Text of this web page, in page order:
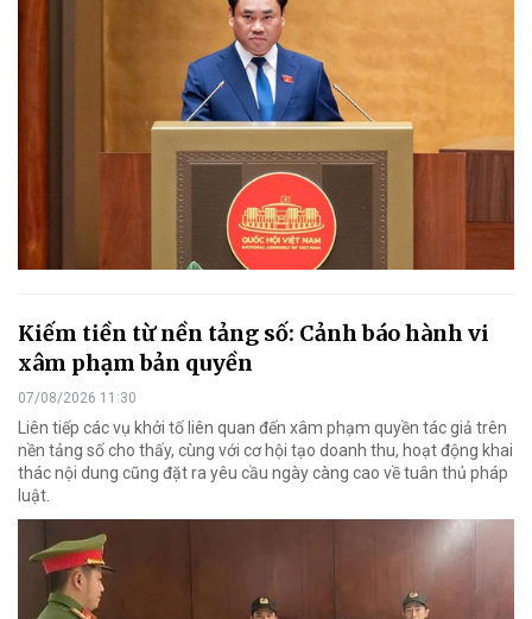
Kiếm tiền từ nền tảng số: Cảnh báo hành vi
xâm phạm bản quyền
07/08/2026 11:30
Liên tiếp các vụ khởi tố liên quan đến xâm phạm quyền tác giả trên
nền tảng số cho thấy, cùng với cơ hội tạo doanh thu, hoạt động khai
thác nội dung cũng đặt ra yêu cầu ngày càng cao về tuân thủ pháp
luật.